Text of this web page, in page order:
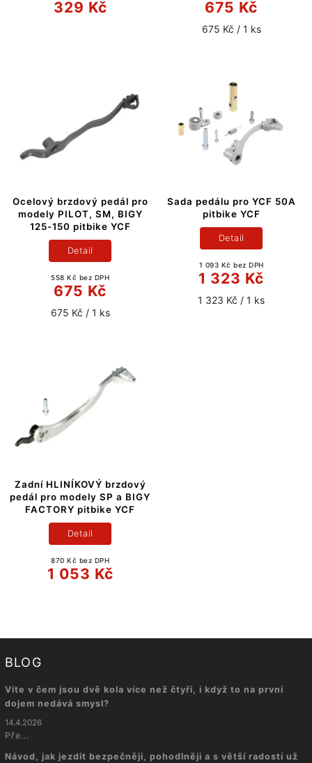
329 Kč 675 Kč
675 Kč / 1 ks
Ocelový brzdový pedál pro
modely PILOT, SM, BIGY
125-150 pitbike YCF
558 Kč bez DPH
675 Kč
675 Kč / 1 ks
Detail
Sada pedálu pro YCF 50A
pitbike YCF
1 093 Kč bez DPH
1 323 Kč
1 323 Kč / 1 ks
Detail
Zadní HLINÍKOVÝ brzdový
pedál pro modely SP a BIGY
FACTORY pitbike YCF
870 Kč bez DPH
1 053 Kč
Detail
BLOG
Víte v čem jsou dvě kola více než čtyři, i když to na první
dojem nedává smysl?
14.4.2026
Pře...
Návod, jak jezdit bezpečněji, pohodlněji a s větší radostí už